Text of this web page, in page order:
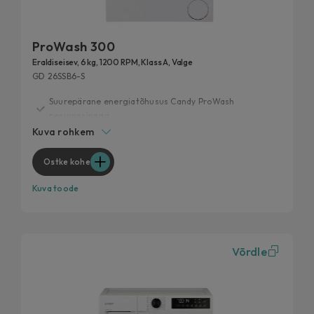
ProWash 300
Eraldiseisev, 6 kg, 1200 RPM, Klass A, Valge
GD 26SSB6-S
Suurepärane energiatõhusus Candy ProWash
20 aasta jooksul testitud
Extra Slim, maksimaalne pesujõudlus
Kiirpesutsüklid
Eemalda 99% igapäevastest plekkidest
Kuva rohkem
Ostke kohe
Kuva toode
Võrdle